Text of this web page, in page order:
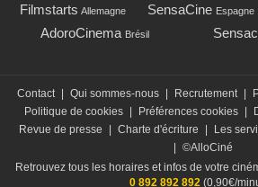
Filmstarts Allemagne SensaCine Espagne
AdoroCinema Brésil
Contact | Qui sommes-nous | Recrutement |
Politique de cookies | Préférences cookies |
Revue de presse
| Charte d'écriture | Les
| ©AlloCiné
Retrouvez tous les horaires et infos de votre
0 892 892 892 (0,90€/